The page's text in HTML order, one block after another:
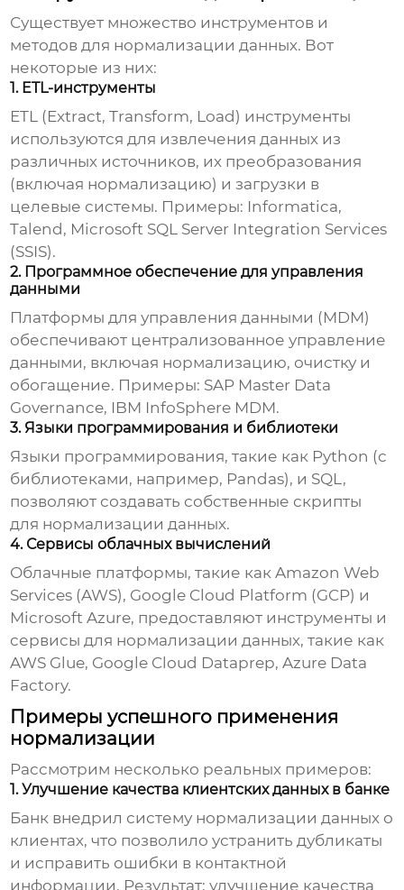
Существует множество инструментов и
методов для нормализации данных. Вот
некоторые из них:
1. ETL-инструменты
ETL (Extract, Transform, Load) инструменты
используются для извлечения данных из
различных источников, их преобразования
(включая нормализацию) и загрузки в
целевые системы. Примеры: Informatica,
Talend, Microsoft SQL Server Integration Services
(SSIS).
2. Программное обеспечение для управления
данными
Платформы для управления данными (MDM)
обеспечивают централизованное управление
данными, включая нормализацию, очистку и
обогащение. Примеры: SAP Master Data
Governance, IBM InfoSphere MDM.
3. Языки программирования и библиотеки
Языки программирования, такие как Python (с
библиотеками, например, Pandas), и SQL,
позволяют создавать собственные скрипты
для нормализации данных.
4. Сервисы облачных вычислений
Облачные платформы, такие как Amazon Web
Services (AWS), Google Cloud Platform (GCP) и
Microsoft Azure, предоставляют инструменты и
сервисы для нормализации данных, такие как
AWS Glue, Google Cloud Dataprep, Azure Data
Factory.
Примеры успешного применения
нормализации
Рассмотрим несколько реальных примеров:
1. Улучшение качества клиентских данных в банке
Банк внедрил систему нормализации данных о
клиентах, что позволило устранить дубликаты
и исправить ошибки в контактной
информации. Результат: улучшение качества